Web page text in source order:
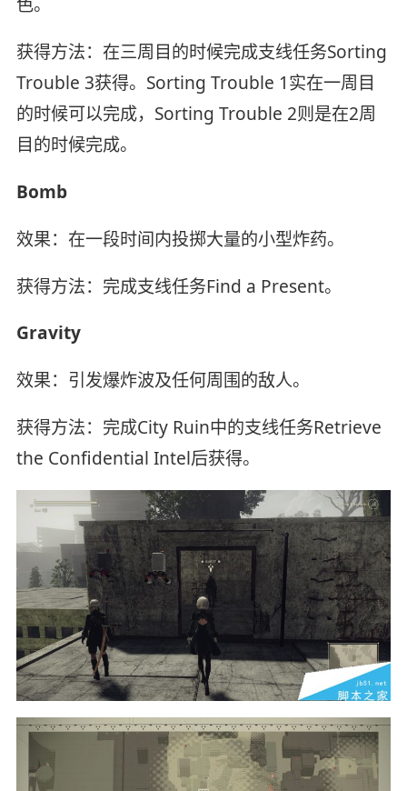
获得方法：在三周目的时候完成支线任务Sorting
Trouble 3获得。Sorting Trouble 1实在一周目
的时候可以完成，Sorting Trouble 2则是在2周
目的时候完成。
Bomb
效果：在一段时间内投掷大量的小型炸药。
获得方法：完成支线任务Find a Present。
Gravity
效果：引发爆炸波及任何周围的敌人。
获得方法：完成City Ruin中的支线任务Retrieve
the Confidential Intel后获得。